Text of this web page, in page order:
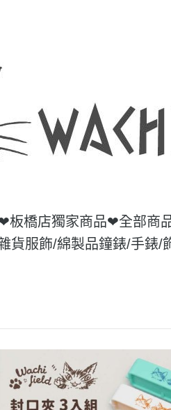
板橋店獨家商品❤全部商
貨服飾/綿製品鐘錶/手錶/